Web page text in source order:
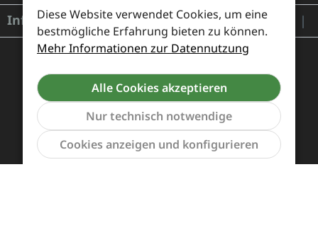
Informationen
Diese Website verwendet Cookies, um eine
bestmögliche Erfahrung bieten zu können.
Mehr Informationen zur Datennutzung
Alle Cookies akzeptieren
Nur technisch notwendige
Cookies anzeigen und konfigurieren